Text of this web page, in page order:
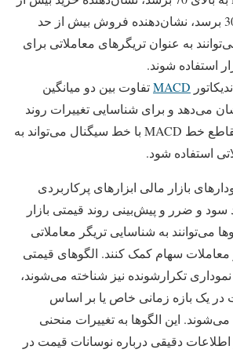
حد و وقتی به زیر 30 برسد، نشان‌دهنده فروش بیش از حد
به عنوان تریگرهای معاملاتی برای
استفاده شوند.
MACDتفاوت بین دو میانگین
می‌دهد و برای شناسایی تغییرات روند
استفاده می‌شود. تقاطع خط MACD با خط سیگنال می‌تواند به
استفاده شود.
بازار مالی ابزارهای پرکاربردی
سود و ضرر و پیش‌بینی روند قیمتی بازار
می‌توانند به شناسایی تریگر معاملاتی
معاملات سهام کمک کنند. الگوهای قیمتی
تکرارشونده نیز شناخته می‌شوند،
در یک بازه زمانی خاص یا بر اساس
این الگوها به تغییرات منحنی
دقیقی درباره نوسانات قیمت در